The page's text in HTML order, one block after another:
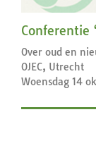
Conferentie
Over oud en
OJEC, Utrecht
Woensdag 14